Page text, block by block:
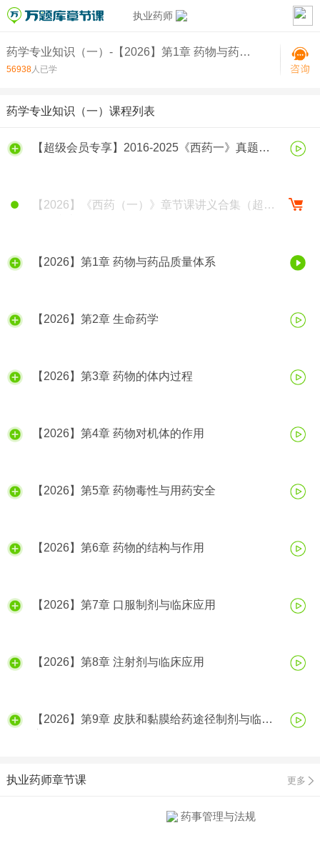
执业药师
药学专业知识（一）-【2026】第1章 药物与药品质量体系
56938人已学
药学专业知识（一）课程列表
【超级会员专享】2016-2025《西药一》真题视
【2026】《西药（一）》章节课讲义合集（超级
【2026】第1章 药物与药品质量体系
【2026】第2章 生命药学
【2026】第3章 药物的体内过程
【2026】第4章 药物对机体的作用
【2026】第5章 药物毒性与用药安全
【2026】第6章 药物的结构与作用
【2026】第7章 口服制剂与临床应用
【2026】第8章 注射剂与临床应用
【2026】第9章 皮肤和黏膜给药途径制剂与临床
执业药师章节课 更多
药事管理与法规